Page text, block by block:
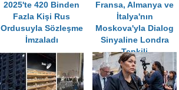
2025'te 420 Binden
Fazla Kişi Rus
Ordusuyla Sözleşme
İmzaladı
Fransa, Almanya ve
İtalya'nın
Moskova'yla Dialog
Sinyaline Londra
Tepkili